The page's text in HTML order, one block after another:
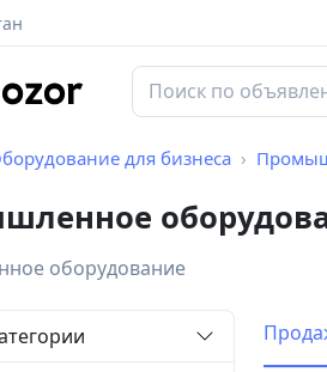
для бизнеса
оборудование